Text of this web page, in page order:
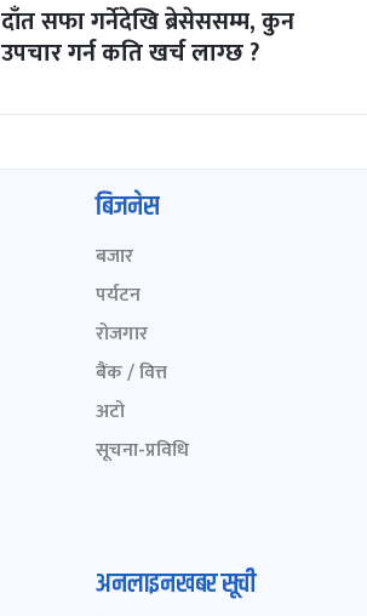
दाँत सफा गर्नेदेखि ब्रेसेससम्म, कुन
उपचार गर्न कति खर्च लाग्छ ?
बिजनेस
बजार
पर्यटन
रोजगार
बैंक / वित्त
अटो
सूचना-प्रविधि
अनलाइनखबर सूची